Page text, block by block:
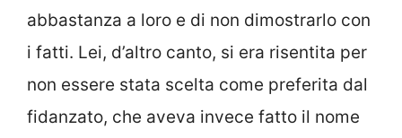
abbastanza a loro e di non dimostrarlo con
i fatti. Lei, d’altro canto, si era risentita per
non essere stata scelta come preferita dal
fidanzato, che aveva invece fatto il nome